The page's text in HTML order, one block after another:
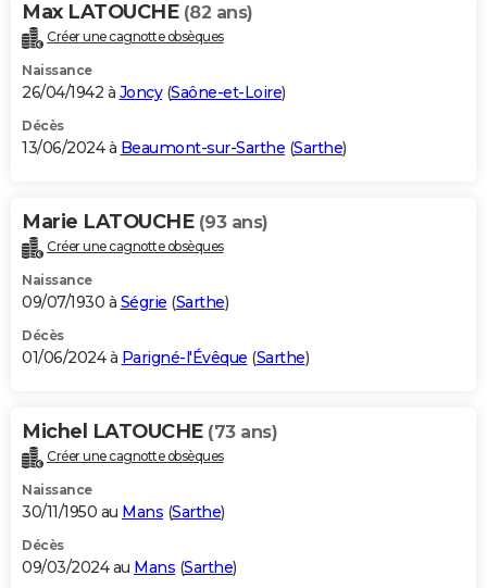
Max LATOUCHE (82 ans)
Créer une cagnotte obsèques
Naissance
26/04/1942 à Joncy(Saône-et-Loire)
Décès
13/06/2024 à Beaumont-sur-Sarthe (Sarthe)
Marie LATOUCHE (93 ans)
Créer une cagnotte obsèques
Naissance
09/07/1930 à Ségrie (Sarthe)
Décès
01/06/2024 à Parigné-l'Évêque (Sarthe)
Michel LATOUCHE (73 ans)
Créer une cagnotte obsèques
Naissance
30/11/1950 au Mans (Sarthe)
Décès
09/03/2024 au Mans (Sarthe)